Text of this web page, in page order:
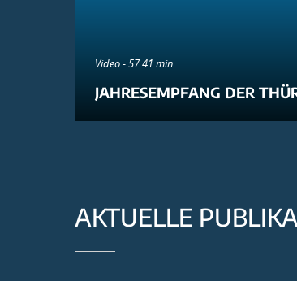
Video - 57:41 min
JAHRESEMPFANG DER
AKTUELLE